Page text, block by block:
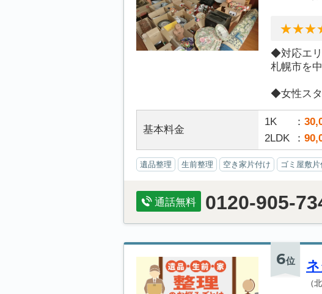
◆対応エ
札幌市を
◆女性ス
基本料金
1K
2LDK
遺品整理 生前整理 空き家片付け ゴミ屋敷片
通話無料 0120-905-
6位
（